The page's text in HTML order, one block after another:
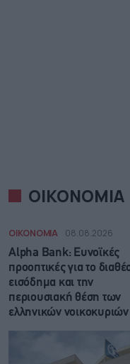
ΟΙΚΟΝΟΜΙΑ
ΟΙΚΟΝΟΜΙΑ 08.08.2026
Alpha Bank: Ευνοϊκές
προοπτικές για το
εισόδημα και την
περιουσιακή θέση των
ελληνικών νοικοκυριών